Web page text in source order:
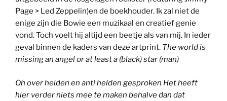
Page > Led Zeppelin)en de boekhouder. Ik zal niet de
enige zijn die Bowie een muzikaal en creatief genie
vond. Toch voelt hij altijd een beetje als van mij. In ieder
geval binnen de kaders van deze artprint. The world is
missing an angel or at least a (black) star (man)
Oh over helden en anti helden gesproken Het heeft
hier verder niets mee te maken behalve dan dat